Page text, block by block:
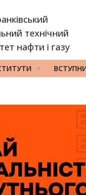
технічний
нафти і газу